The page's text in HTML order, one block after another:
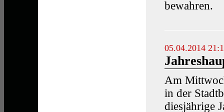
bewahren.
05.04.2014
Am
in der
diesjährige